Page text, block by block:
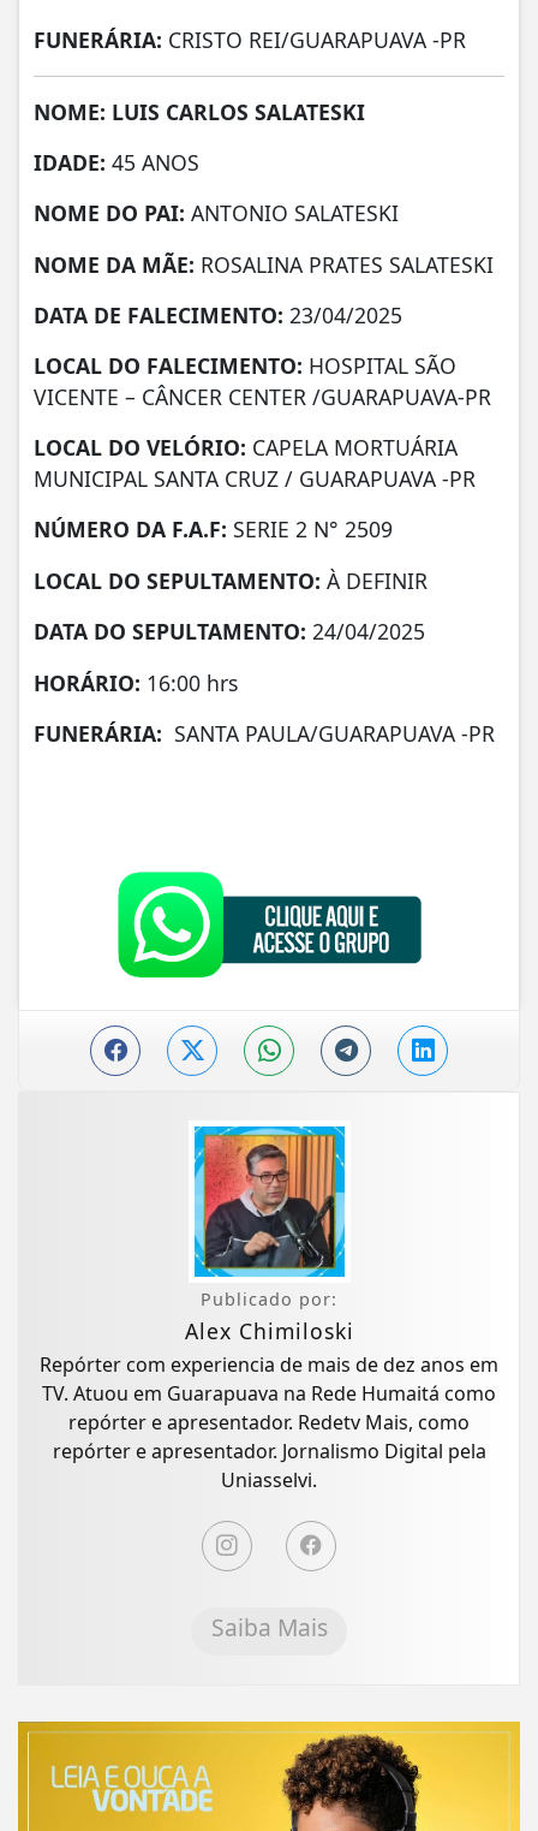
FUNERÁRIA: CRISTO REI/GUARAPUAVA -PR
NOME: LUIS CARLOS SALATESKI
IDADE: 45 ANOS
NOME DO PAI: ANTONIO SALATESKI
NOME DA MÃE: ROSALINA PRATES SALATESKI
DATA DE FALECIMENTO: 23/04/2025
LOCAL DO FALECIMENTO: HOSPITAL SÃO
VICENTE – CÂNCER CENTER /GUARAPUAVA-PR
LOCAL DO VELÓRIO: CAPELA MORTUÁRIA
MUNICIPAL SANTA CRUZ / GUARAPUAVA -PR
NÚMERO DA F.A.F: SERIE 2 N° 2509
LOCAL DO SEPULTAMENTO: À DEFINIR
DATA DO SEPULTAMENTO: 24/04/2025
HORÁRIO: 16:00 hrs
FUNERÁRIA: SANTA PAULA/GUARAPUAVA -PR
Publicado por:
Alex Chimiloski
Repórter com experiencia de mais de dez anos em
TV. Atuou em Guarapuava na Rede Humaitá como
repórter e apresentador. Redetv Mais, como
repórter e apresentador. Jornalismo Digital pela
Uniasselvi.
Saiba Mais